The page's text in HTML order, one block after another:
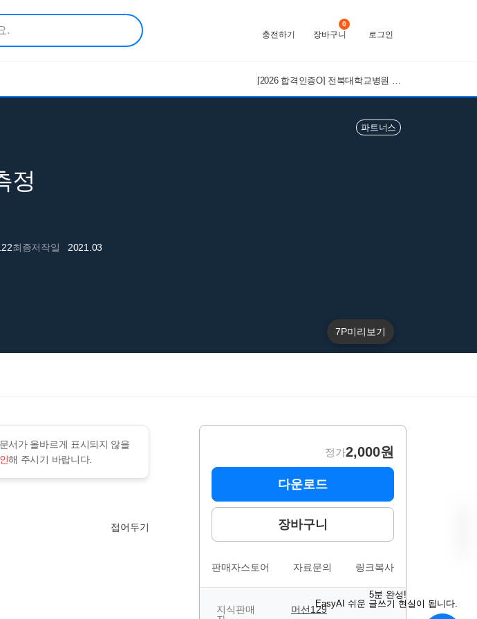
충전하기
0
장바구니 로그인
[2026 합격인증O] 전북대학교병원 간호사 채용 대비 필기+면접 기출 정리
정
최종저작일 2021.03
파트너스
7P미리보기
서가 올바르게 표시되지 않을
해 주시기 바랍니다.
접어두기
정가2,000원
다운로드
장바구니
판매자스토어 자료문의 링크복사
지식판매
머선129 B
5분 완성!
EasyAI 쉬운 글쓰기 현실이 됩니다.